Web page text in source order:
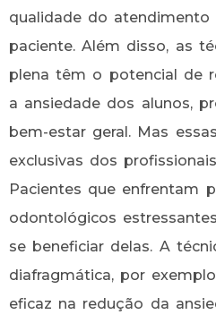
qualidade do atendimento
paciente. Além disso, as
plena têm o potencial de
a ansiedade dos alunos,
bem-estar geral. Mas
exclusivas dos
Pacientes que enfrentam
odontológicos
se beneficiar delas. A
diafragmática, por
eficaz na redução da